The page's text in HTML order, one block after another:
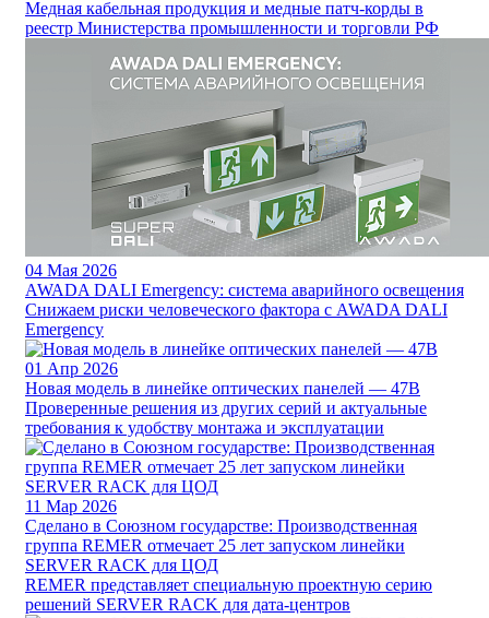
Медная кабельная продукция и медные патч-корды в
реестр Министерства промышленности и торговли РФ
04 Мая 2026
AWADA DALI Emergency: система аварийного освещения
Снижаем риски человеческого фактора с AWADA DALI
Emergency
01 Апр 2026
Новая модель в линейке оптических панелей — 47B
Проверенные решения из других серий и актуальные
требования к удобству монтажа и эксплуатации
11 Мар 2026
Сделано в Союзном государстве: Производственная
группа REMER отмечает 25 лет запуском линейки
SERVER RACK для ЦОД
REMER представляет специальную проектную серию
решений SERVER RACK для дата-центров